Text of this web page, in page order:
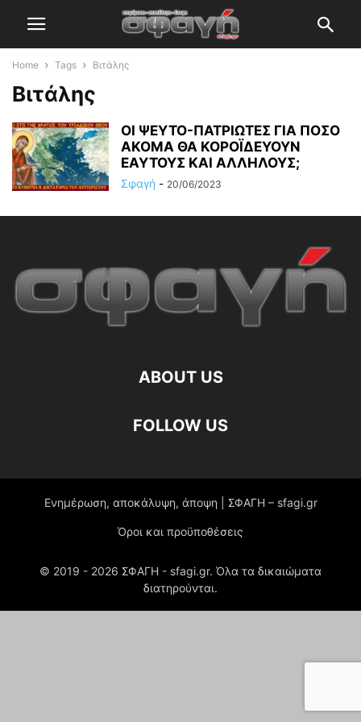
Home Tags Βιτάλης
Βιτάλης
ΟΙ ΨΕΥΤΟ-ΠΑΤΡΙΩΤΕΣ ΓΙΑ ΠΟΣΟ
ΑΚΟΜΑ ΘΑ ΚΟΡΟΪΔΕΥΟΥΝ
ΕΑΥΤΟΥΣ ΚΑΙ ΑΛΛΗΛΟΥΣ;
Σφαγή - 20/06/2023
ABOUT US
FOLLOW US
Ενημέρωση, αποκάλυψη, άποψη | ΣΦΑΓΗ – sfagi.gr
Όροι και προϋποθέσεις
© 2019 - 2026 ΣΦΑΓΗ - sfagi.gr. Όλα τα δικαιώματα
διατηρούνται.